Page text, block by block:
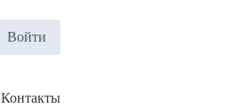
Войти
Контакты